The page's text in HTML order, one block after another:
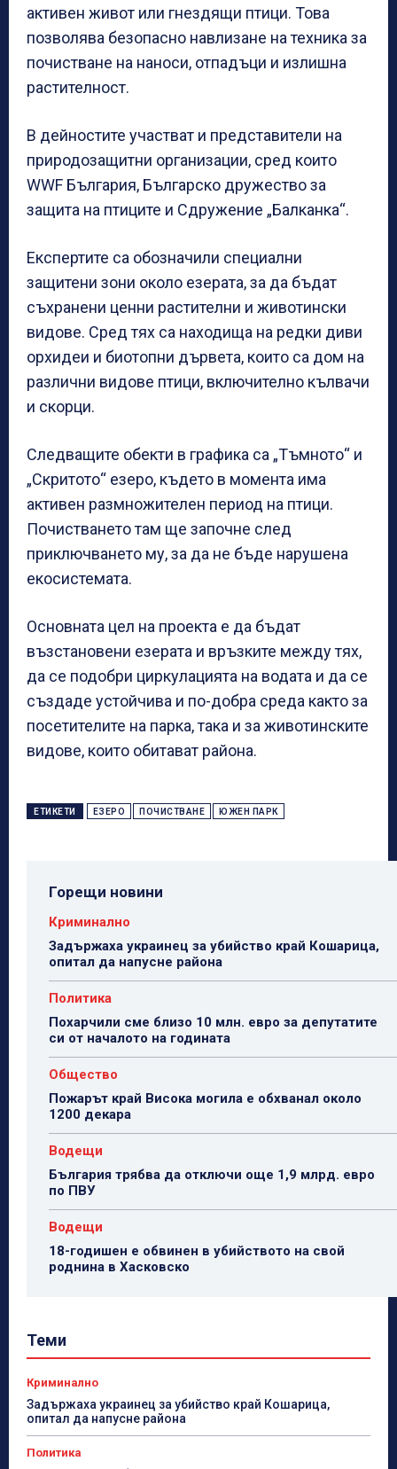
активен живот или гнездящи птици. Това
позволява безопасно навлизане на техника за
почистване на наноси, отпадъци и излишна
растителност.
В дейностите участват и представители на
природозащитни организации, сред които
WWF България, Българско дружество за
защита на птиците и Сдружение „Балканка“.
Експертите са обозначили специални
защитени зони около езерата, за да бъдат
съхранени ценни растителни и животински
видове. Сред тях са находища на редки диви
орхидеи и биотопни дървета, които са дом на
различни видове птици, включително кълвачи
и скорци.
Следващите обекти в графика са „Тъмното“ и
„Скритото“ езеро, където в момента има
активен размножителен период на птици.
Почистването там ще започне след
приключването му, за да не бъде нарушена
екосистемата.
Основната цел на проекта е да бъдат
възстановени езерата и връзките между тях,
да се подобри циркулацията на водата и да се
създаде устойчива и по-добра среда както за
посетителите на парка, така и за животинските
видове, които обитават района.
ЕТИКЕТИ ЕЗЕРО ПОЧИСТВАНЕ ЮЖЕН ПАРК
Горещи новини
Криминално
Задържаха украинец за убийство край Кошарица,
опитал да напусне района
Политика
Похарчили сме близо 10 млн. евро за депутатите
си от началото на годината
Общество
Пожарът край Висока могила е обхванал около
1200 декара
Водещи
България трябва да отключи още 1,9 млрд. евро
по ПВУ
Водещи
18-годишен е обвинен в убийството на свой
роднина в Хасковско
Теми
Криминално
Задържаха украинец за убийство край Кошарица,
опитал да напусне района
Политика